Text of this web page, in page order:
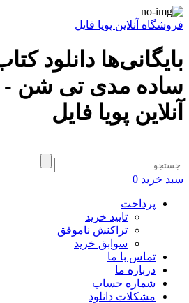
فروشگاه آنلاین پویا فایل
بایگانی‌ها دانلود
ساده مدی تی شن -
آنلاین پویا فایل
سبد خرید 0
پرداخت
تایید خرید
تراکنش ناموفق
سوابق خرید
تماس با ما
درباره ما
شماره حساب
مشکلات دانلود